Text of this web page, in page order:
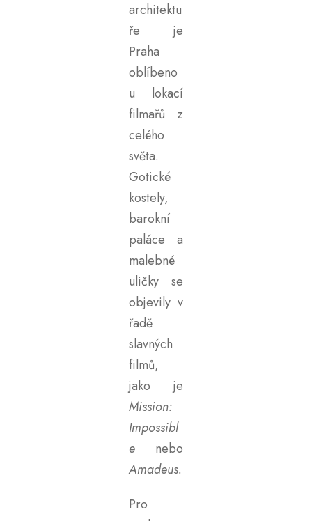
architektu
ře je
Praha
oblíbeno
u lokací
filmařů z
celého
světa.
Gotické
kostely,
barokní
paláce a
malebné
uličky se
objevily v
řadě
slavných
filmů,
jako je
Mission:
Impossibl
e nebo
Amadeus.
Pro